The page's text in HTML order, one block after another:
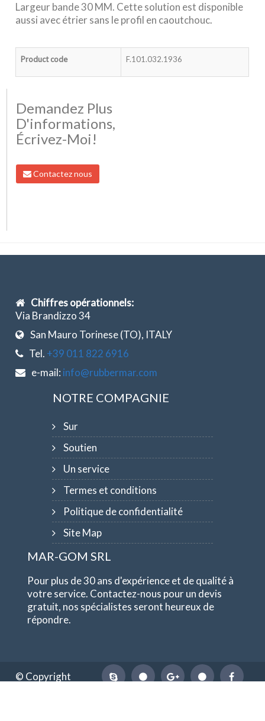
Largeur bande 30 MM. Cette solution est disponible
aussi avec étrier sans le profil en caoutchouc.
Product code F.101.032.1936
Demandez Plus
D'informations,
Écrivez-Moi!
Contactez nous
Chiffres opérationnels:
Via Brandizzo 34
San Mauro Torinese (TO), ITALY
Tel. +39 011 822 6916
e-mail: info@rubbermar.com
NOTRE COMPAGNIE
Sur
Soutien
Un service
Termes et conditions
Politique de confidentialité
Site Map
MAR-GOM SRL
Pour plus de 30 ans d'expérience et de qualité à
votre service. Contactez-nous pour un devis
gratuit, nos spécialistes seront heureux de
répondre.
© Copyright